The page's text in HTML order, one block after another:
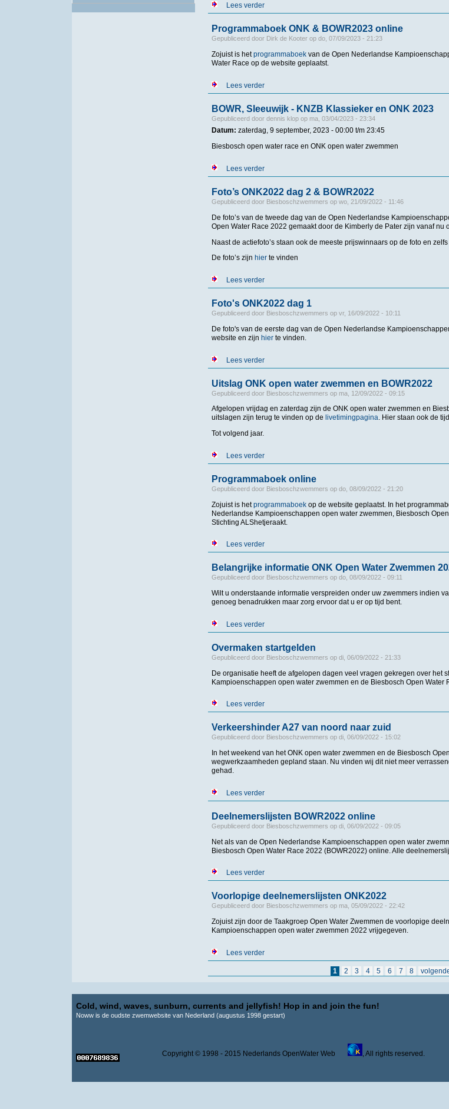
Lees verderover Uitslagen ONK en BOWR2023 online
Programmaboek ONK & BOWR2023 online
Gepubliceerd door Dirk de Kooterop do, 07/09/2023 - 21:23
Zojuist is hetprogrammaboekvan de Open Nederlandse
Water Race op de website geplaatst.
Lees verderover Programmaboek ONK & BOWR2023 online
BOWR, Sleeuwijk - KNZB Klassieker en ONK 2023
Gepubliceerd door dennis klopop ma, 03/04/2023 - 23:34
Datum: zaterdag, 9 september, 2023 - 00:00t/m 23:45
Biesbosch open water race en ONK open water zwemmen
Lees verderover BOWR, Sleeuwijk - KNZB Klassieker en ONK 2023
Foto’s ONK2022 dag 2 & BOWR2022
Gepubliceerd door Biesboschzwemmers op wo, 21/09/2022 - 11:46
De foto’s van de tweede dag van de Open Nederlandse
Open Water Race 2022 gemaakt door de Kimberly de Pater zijn vanaf nu
Naast de actiefoto’s staan ook de meeste prijswinnaars op de foto en
De foto’s zijn hierte vinden
Lees verderover Foto’s ONK2022 dag 2 & BOWR2022
Foto's ONK2022 dag 1
Gepubliceerd door Biesboschzwemmers op vr, 16/09/2022 - 10:11
De foto's van de eerste dag van de Open Nederlandse
website en zijn hierte vinden.
Lees verderover Foto's ONK2022 dag 1
Uitslag ONK open water zwemmen en BOWR2022
Gepubliceerd door Biesboschzwemmers op ma, 12/09/2022 - 09:15
Afgelopen vrijdag en zaterdag zijn de ONK open water zwemmen en
uitslagen zijn terug te vinden op de livetimingpagina. Hier staan ook de
Tot volgend jaar.
Lees verderover Uitslag ONK open water zwemmen en BOWR2022
Programmaboek online
Gepubliceerd door Biesboschzwemmers op do, 08/09/2022 - 21:20
Zojuist is hetprogrammaboekop de website geplaatst. In het
Nederlandse Kampioenschappen open water zwemmen, Biesbosch
Stichting ALShetjeraakt.
Lees verderover Programmaboek online
Belangrijke informatie ONK Open Water Zwemmen
Gepubliceerd door Biesboschzwemmers op do, 08/09/2022 - 09:11
Wilt u onderstaande informatie verspreiden onder uw zwemmers indien
genoeg benadrukken maar zorg ervoor dat u er op tijd bent.
Lees verderover Belangrijke informatie ONK Open Water Zwemmen
Overmaken startgelden
Gepubliceerd door Biesboschzwemmers op di, 06/09/2022 - 21:33
De organisatie heeft de afgelopen dagen veel vragen gekregen over het
Kampioenschappen open water zwemmen en de Biesbosch Open Water
Lees verderover Overmaken startgelden
Verkeershinder A27 van noord naar zuid
Gepubliceerd door Biesboschzwemmers op di, 06/09/2022 - 15:02
In het weekend van het ONK open water zwemmen en de Biesbosch
wegwerkzaamheden gepland staan. Nu vinden wij dit niet meer
gehad.
Lees verderover Verkeershinder A27 van noord naar zuid
Deelnemerslijsten BOWR2022 online
Gepubliceerd door Biesboschzwemmers op di, 06/09/2022 - 09:05
Net als van de Open Nederlandse Kampioenschappen open water
Biesbosch Open Water Race 2022 (BOWR2022) online. Alle
Lees verderover Deelnemerslijsten BOWR2022 online
Voorlopige deelnemerslijsten ONK2022
Gepubliceerd door Biesboschzwemmers op ma, 05/09/2022 - 22:42
Zojuist zijn door de Taakgroep Open Water Zwemmen de voorlopige
Kampioenschappen open water zwemmen 2022 vrijgegeven.
Lees verderover Voorlopige deelnemerslijsten ONK2022
1 2 3 4 5 6 7 8
Cold, wind, waves, sunburn, currents and jellyfish! Hop in and join the fun!
Noww is de oudste zwemwebsite van Nederland (augustus 1998 gestart)
Copyright © 1998 - 2015 Nederlands OpenWater Web , All rights reserved.